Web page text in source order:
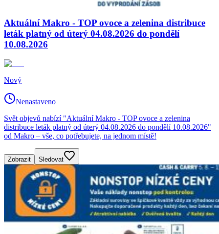
Aktuální Makro - TOP ovoce a zelenina distribuce
leták platný od úterý 04.08.2026 do pondělí
10.08.2026
Nový
Nenastaveno
Svět objevů nabízí "Aktuální Makro - TOP ovoce a zelenina
distribuce leták platný od úterý 04.08.2026 do pondělí 10.08.2026"
od Makro – vše, co potřebujete, na jednom místě!
Zobrazit Sledovat